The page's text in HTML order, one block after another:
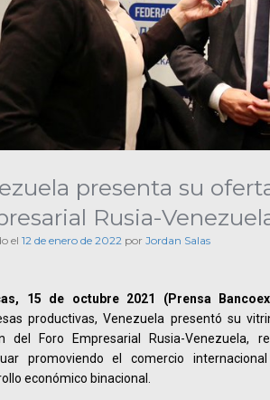
presenta su
Rusia-
el 12 de enero de 2022 por Jordan Salas
15 de octubre 2021 (Prensa
productivas, Venezuela presentó su
del Foro Empresarial Rusia-Venezuela,
promoviendo el comercio
económico binacional.